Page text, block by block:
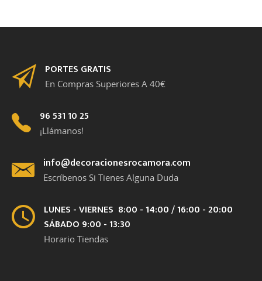
PORTES GRATIS
En Compras Superiores A 40€
96 531 10 25
¡Llámanos!
info@decoracionesrocamora.com
Escríbenos Si Tienes Alguna Duda
LUNES - VIERNES 8:00 - 14:00 / 16:00 - 20:00
SÁBADO 9:00 - 13:30
Horario Tiendas